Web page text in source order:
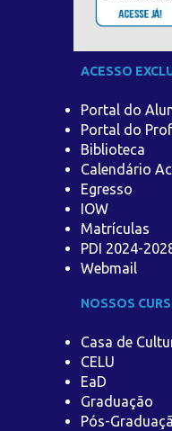
ACESSO
Portal do
Portal do
Biblioteca
Calendário
Egresso
IOW
Matrículas
PDI 2024-
Webmail
NOSSOS
Casa de
CELU
EaD
Graduação
Pós-